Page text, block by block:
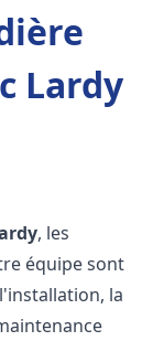
Lardy
, les
équipe sont
la